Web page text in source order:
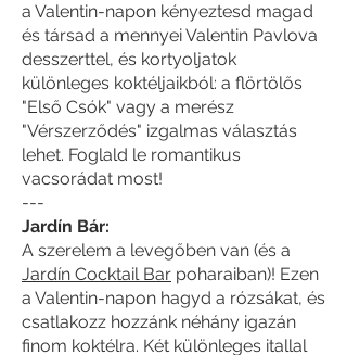
a Valentin-napon kényeztesd magad
és társad a mennyei Valentin Pavlova
desszerttel, és kortyoljatok
különleges koktéljaikból: a flörtölős
"Első Csók" vagy a merész
"Vérszerződés" izgalmas választás
lehet. Foglald le romantikus
vacsorádat most!
​---
​Jardín Bár:
A szerelem a levegőben van (és a
Jardín Cocktail Bar poharaiban)! Ezen
a Valentin-napon hagyd a rózsákat, és
csatlakozz hozzánk néhány igazán
finom koktélra. Két különleges itallal